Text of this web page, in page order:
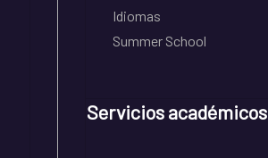
Idiomas
Summer School
Servicios académicos